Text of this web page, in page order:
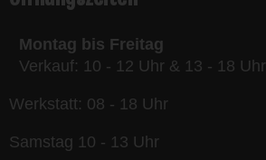
Montag bis Freitag
Verkauf: 10 - 12 Uhr & 13 - 18 Uhr
Werkstatt: 08 - 18 Uhr
Samstag 10 - 13 Uhr